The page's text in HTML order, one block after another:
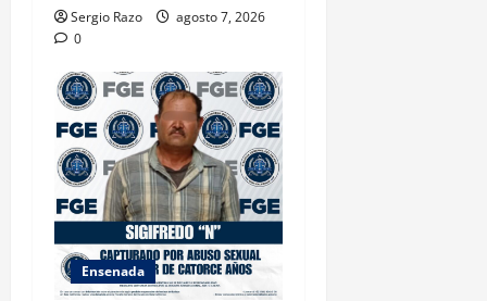
Sergio Razo
agosto 7, 2026
0
Ensenada